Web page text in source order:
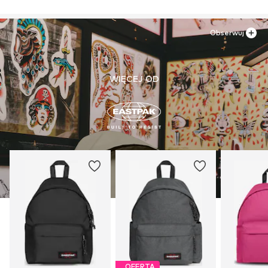
BE
www.eastpak.com/de-de/contact
WIĘCEJ OD
Obserwuj